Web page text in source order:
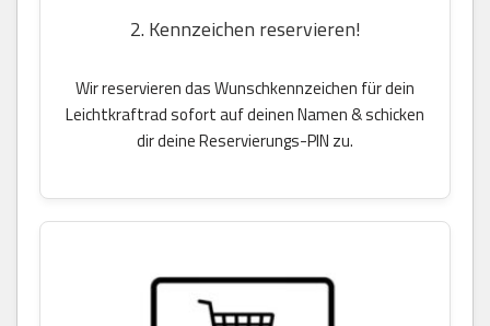
2. Kennzeichen reservieren!
Wir reservieren das Wunschkennzeichen für dein
Leichtkraftrad sofort auf deinen Namen & schicken
dir deine Reservierungs-PIN zu.